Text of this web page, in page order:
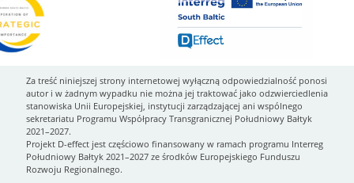
Za treść niniejszej strony internetowej wyłączną odpowiedzialność ponosi
autor i w żadnym wypadku nie można jej traktować jako odzwierciedlenia
stanowiska Unii Europejskiej, instytucji zarządzającej ani wspólnego
sekretariatu Programu Współpracy Transgranicznej Południowy Bałtyk
2021–2027.
Projekt D-effect jest częściowo finansowany w ramach programu Interreg
Południowy Bałtyk 2021–2027 ze środków Europejskiego Funduszu
Rozwoju Regionalnego.